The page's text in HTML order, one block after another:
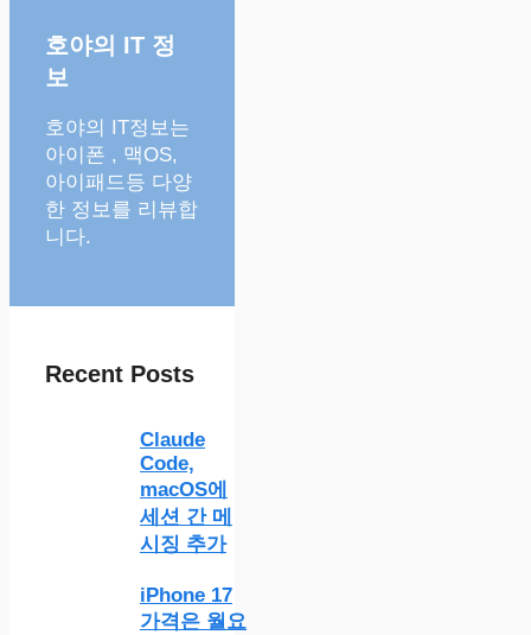
호야의 IT 정
보
호야의 IT정보는
아이폰 , 맥OS,
아이패드등 다양
한 정보를 리뷰합
니다.
Recent Posts
Claude
Code,
macOS에
세션 간 메
시징 추가
iPhone 17
가격은 월요